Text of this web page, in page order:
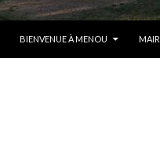
BIENVENUE À MENOU